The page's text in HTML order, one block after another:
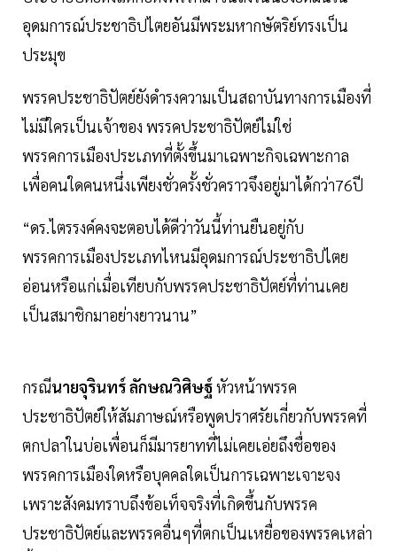
อุดมการณ์ประชาธิปไตยอันมีพระมหากษัตริย์ทรงเป็น
ประมุข
พรรคประชาธิปัตย์ยังดำรงความเป็นสถาบันทางการเมืองที่
ไม่มีใครเป็นเจ้าของ พรรคประชาธิปัตย์ไม่ใช่
พรรคการเมืองประเภทที่ตั้งขึ้นมาเฉพาะกิจเฉพาะกาล
เพื่อคนใดคนหนึ่งเพียงชั่วครั้งชั่วคราวจึงอยู่มาได้กว่า76ปี
“ดร.ไตรรงค์คงจะตอบได้ดีว่าวันนี้ท่านยืนอยู่กับ
พรรคการเมืองประเภทไหนมีอุดมการณ์ประชาธิปไตย
อ่อนหรือแก่เมื่อเทียบกับพรรคประชาธิปัตย์ที่ท่านเคย
เป็นสมาชิกมาอย่างยาวนาน”
กรณีนายจุรินทร์ ลักษณวิศิษฐ์หัวหน้าพรรค
ประชาธิปัตย์ให้สัมภาษณ์หรือพูดปราศรัยเกี่ยวกับพรรคที่
ตกปลาในบ่อเพื่อนก็มีมารยาทที่ไม่เคยเอ่ยถึงชื่อของ
พรรคการเมืองใดหรือบุคคลใดเป็นการเฉพาะเจาะจง
เพราะสังคมทราบถึงข้อเท็จจริงที่เกิดขึ้นกับพรรค
ประชาธิปัตย์และพรรคอื่นๆที่ตกเป็นเหยื่อของพรรคเหล่า